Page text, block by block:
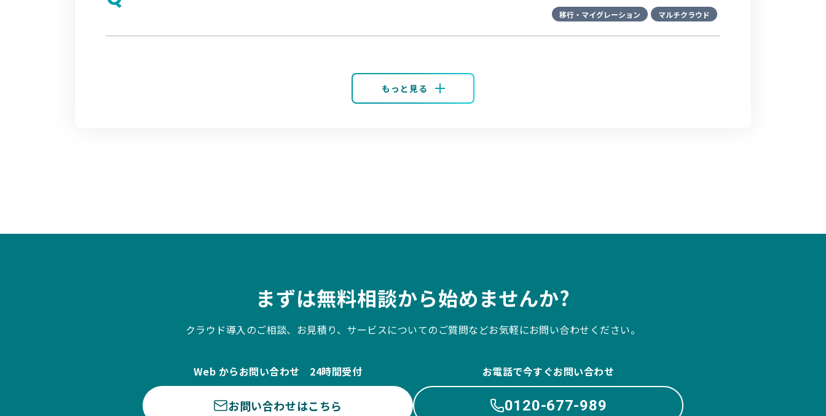
移行・マイグレーション マルチクラウド
もっと見る
まずは無料相談から始めませんか?
クラウド導入のご相談、お見積り、サービスについてのご質問などお気軽にお問い合わせください。
Web からお問い合わせ 24時間受付
お問い合わせはこちら
お電話で今すぐお問い合わせ
0120-677-989